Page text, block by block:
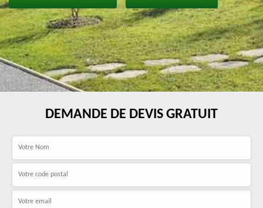
DEMANDE DE DEVIS GRATUIT